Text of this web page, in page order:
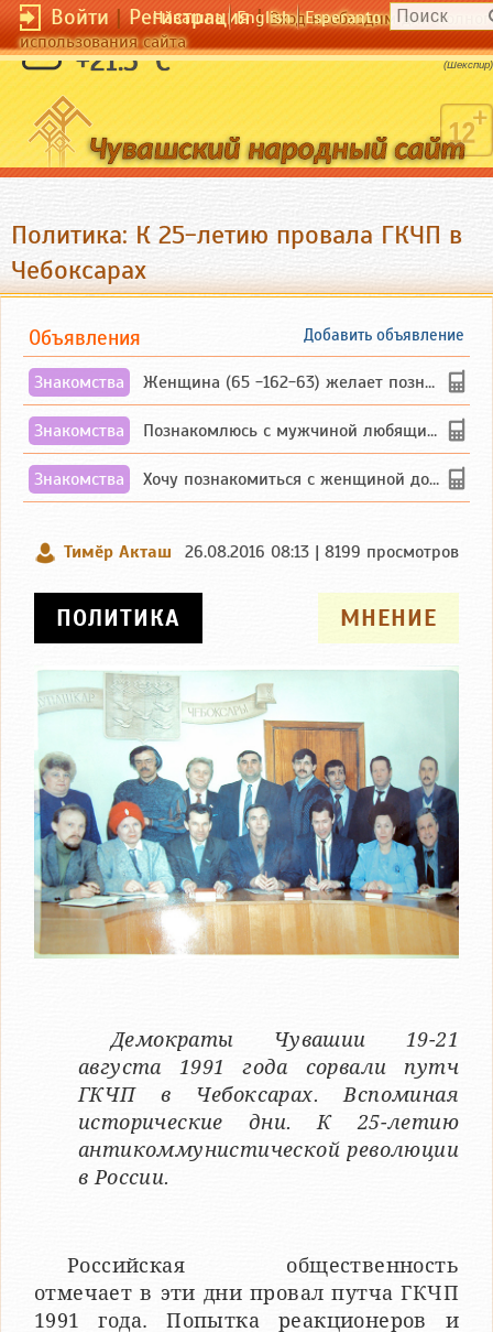
Войти|Регистрация|Вход необходим для
использования сайта
Чӑвашла English Esperanto
+21.5 °C Прибавь еще один оттенок к радуге.
(Шекспир)
Политика: К 25-летию провала ГКЧП в
Чебоксарах
Добавить объявление
Объявления
Знакомства Женщина (65 -162-63) желает познакомиться с одиноким, добродушным, без вредных ...
Знакомства Познакомлюсь с мужчиной любящим танцевать и петь на родном чувашском языке
Знакомства Хочу познакомиться с женщиной до 55 лет чувашской или русской национальности дл...
Тимӗр Акташ 26.08.2016 08:13 | 8199 просмотров
МНЕНИЕ
ПОЛИТИКА
Демократы Чувашии 19-21
августа 1991 года сорвали путч
ГКЧП в Чебоксарах. Вспоминая
исторические дни. К 25-летию
антикоммунистической революции
в России.
Российская общественность
отмечает в эти дни провал путча ГКЧП
1991 года. Попытка реакционеров и